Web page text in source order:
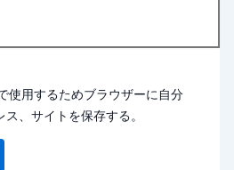
使用するためブラウザーに自分
、サイトを保存する。